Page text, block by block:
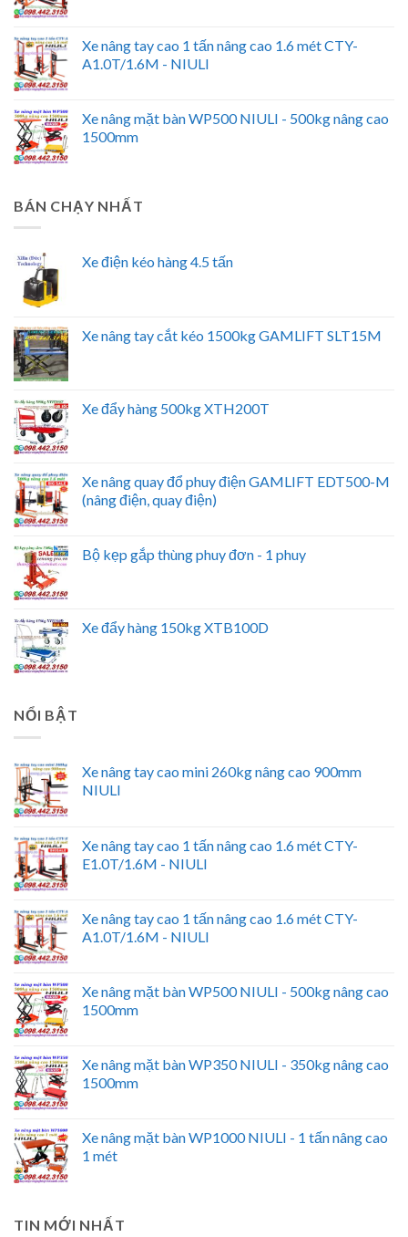
Xe nâng tay cao 1 tấn nâng cao 1.6 mét CTY-
A1.0T/1.6M - NIULI
Xe nâng mặt bàn WP500 NIULI - 500kg nâng cao
1500mm
BÁN CHẠY NHẤT
Xe điện kéo hàng 4.5 tấn
Xe nâng tay cắt kéo 1500kg GAMLIFT SLT15M
Xe đẩy hàng 500kg XTH200T
Xe nâng quay đổ phuy điện GAMLIFT EDT500-M
(nâng điện, quay điện)
Bộ kẹp gắp thùng phuy đơn - 1 phuy
Xe đẩy hàng 150kg XTB100D
NỔI BẬT
Xe nâng tay cao mini 260kg nâng cao 900mm
NIULI
Xe nâng tay cao 1 tấn nâng cao 1.6 mét CTY-
E1.0T/1.6M - NIULI
Xe nâng tay cao 1 tấn nâng cao 1.6 mét CTY-
A1.0T/1.6M - NIULI
Xe nâng mặt bàn WP500 NIULI - 500kg nâng cao
1500mm
Xe nâng mặt bàn WP350 NIULI - 350kg nâng cao
1500mm
Xe nâng mặt bàn WP1000 NIULI - 1 tấn nâng cao
1 mét
TIN MỚI NHẤT